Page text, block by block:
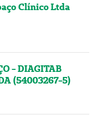
Clínico Ltda
- DIAGITAB
(54003267-5)